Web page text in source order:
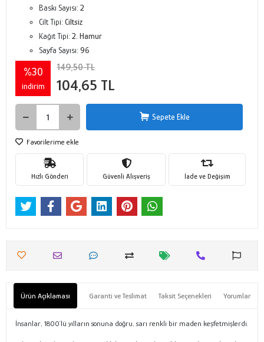
Baskı Sayısı: 2
Cilt Tipi: Ciltsiz
Kağıt Tipi: 2. Hamur
Sayfa Sayısı: 96
%30
indirim
149,50 TL
104,65 TL
Sepete Ekle
Favorilerime ekle
Hızlı Gönderi Güvenli Alışveriş İade ve Değişim
Ürün Açıklaması Garanti ve Teslimat Taksit Seçenekleri Yorumlar
İnsanlar, 1800´lü yılların sonuna doğru, sarı renkli bir maden keşfetmişlerdi.